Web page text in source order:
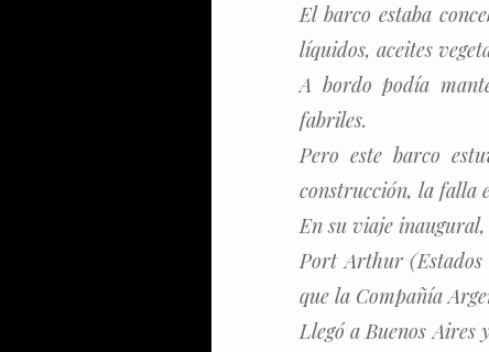
El barco estaba
líquidos, aceites
A bordo podía
fabriles.
Pero este barco
construcción, la falla
En su viaje
Port Arthur (Estados
que la Compañía
Llegó a Buenos Aires